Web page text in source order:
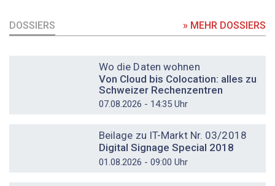
DOSSIERS » MEHR DOSSIERS
Wo die Daten wohnen
Von Cloud bis Colocation: alles zu
Schweizer Rechenzentren
07.08.2026 - 14:35 Uhr
Beilage zu IT-Markt Nr. 03/2018
Digital Signage Special 2018
01.08.2026 - 09:00 Uhr